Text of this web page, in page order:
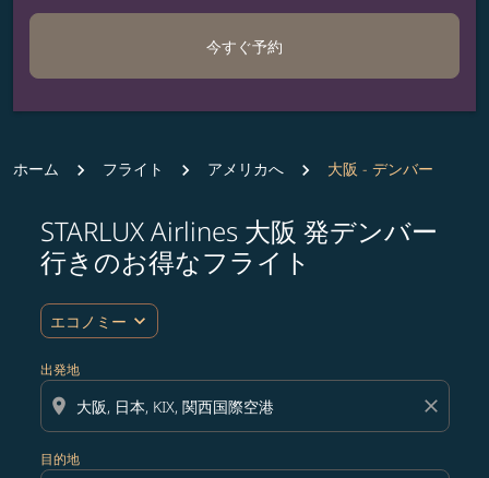
今すぐ予約
ホーム フライト アメリカへ 大阪 - デンバー
STARLUX Airlines 大阪 発デンバー
行きのお得なフライト
エコノミー expand_more
出発地
location_on close
目的地
ルート (出発地および/または目的地) を更新するか、以